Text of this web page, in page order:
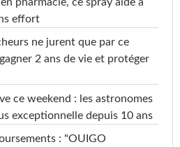
pharmacie, ce spray aide à
effort
ne jurent que par ce
2 ans de vie et protéger
ce weekend : les astronomes
exceptionnelle depuis 10 ans
: "OUIGO